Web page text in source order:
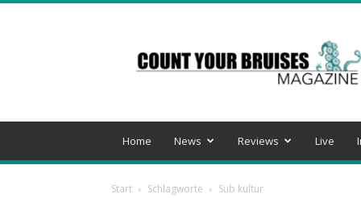
Your
Bruises
Magazine
Home News Reviews Live
Start Schlagworte Sub kultur